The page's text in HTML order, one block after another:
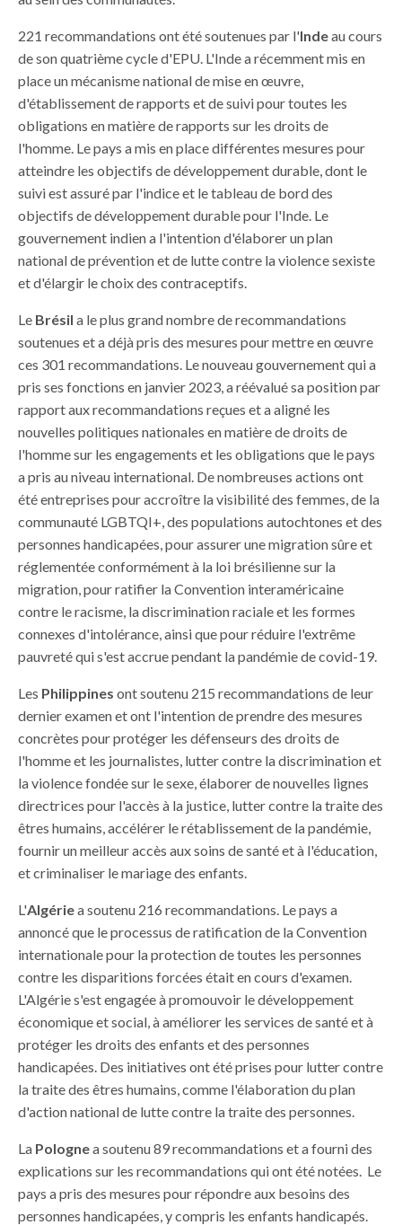
221 recommandations ont été soutenues par l'Indeau cours
de son quatrième cycle d'EPU. L'Inde a récemment mis en
place un mécanisme national de mise en œuvre,
d'établissement de rapports et de suivi pour toutes les
obligations en matière de rapports sur les droits de
l'homme. Le pays a mis en place différentes mesures pour
atteindre les objectifs de développement durable, dont le
suivi est assuré par l'indice et le tableau de bord des
objectifs de développement durable pour l'Inde. Le
gouvernement indien a l'intention d'élaborer un plan
national de prévention et de lutte contre la violence sexiste
et d'élargir le choix des contraceptifs.
Le Brésil a le plus grand nombre de recommandations
soutenues et a déjà pris des mesures pour mettre en œuvre
ces 301 recommandations. Le nouveau gouvernement qui a
pris ses fonctions en janvier 2023, a réévalué sa position par
rapport aux recommandations reçues et a aligné les
nouvelles politiques nationales en matière de droits de
l'homme sur les engagements et les obligations que le pays
a pris au niveau international. De nombreuses actions ont
été entreprises pour accroître la visibilité des femmes, de la
communauté LGBTQI+, des populations autochtones et des
personnes handicapées, pour assurer une migration sûre et
réglementée conformément à la loi brésilienne sur la
migration, pour ratifier la Convention interaméricaine
contre le racisme, la discrimination raciale et les formes
connexes d'intolérance, ainsi que pour réduire l'extrême
pauvreté qui s'est accrue pendant la pandémie de covid-19.
Les Philippines ont soutenu 215 recommandations de leur
dernier examen et ont l'intention de prendre des mesures
concrètes pour protéger les défenseurs des droits de
l'homme et les journalistes, lutter contre la discrimination et
la violence fondée sur le sexe, élaborer de nouvelles lignes
directrices pour l'accès à la justice, lutter contre la traite des
êtres humains, accélérer le rétablissement de la pandémie,
fournir un meilleur accès aux soins de santé et à l'éducation,
et criminaliser le mariage des enfants.
L'Algériea soutenu 216 recommandations. Le pays a
annoncé que le processus de ratification de la Convention
internationale pour la protection de toutes les personnes
contre les disparitions forcées était en cours d'examen.
L'Algérie s'est engagée à promouvoir le développement
économique et social, à améliorer les services de santé et à
protéger les droits des enfants et des personnes
handicapées. Des initiatives ont été prises pour lutter contre
la traite des êtres humains, comme l'élaboration du plan
d'action national de lutte contre la traite des personnes.
La Polognea soutenu 89 recommandations et a fourni des
explications sur les recommandations qui ont été notées. Le
pays a pris des mesures pour répondre aux besoins des
personnes handicapées, y compris les enfants handicapés.